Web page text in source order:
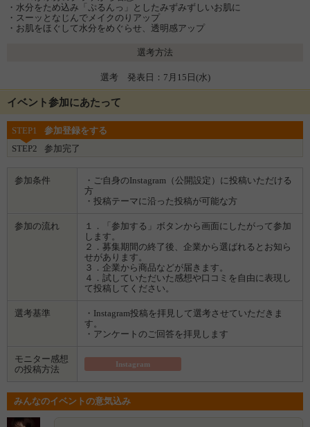
・水分をため込み「ぷるんっ」としたみずみずしいお肌に
・スーッとなじんでメイクのりアップ
・お肌をほぐして水分をめぐらせ、透明感アップ
選考方法
選考 発表日：7月15日(水)
イベント参加にあたって
STEP1
参加登録をする
STEP2
参加完了
参加条件
・ご自身のInstagram（公開設定）に投稿いただける
方
・投稿テーマに沿った投稿が可能な方
参加の流れ
１．「参加する」ボタンから画面にしたがって参加
します。
２．募集期間の終了後、企業から選ばれるとお知ら
せがあります。
３．企業から商品などが届きます。
４．試していただいた感想や口コミを自由に表現し
て投稿してください。
選考基準
・Instagram投稿を拝見して選考させていただきま
す。
・アンケートのご回答を拝見します
モニター感想
の投稿方法
Instagram
みんなのイベントの意気込み